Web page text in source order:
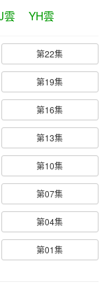
雲 YH雲
第22集
第19集
第16集
第13集
第10集
第07集
第04集
第01集